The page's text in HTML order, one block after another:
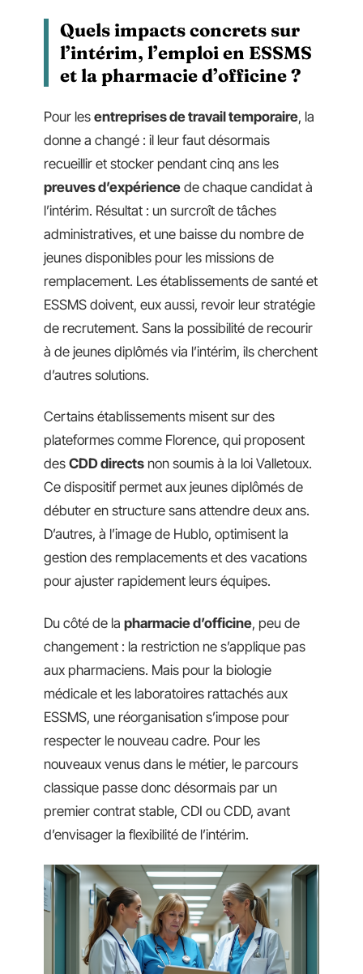
Quels impacts concrets sur
l’intérim, l’emploi en ESSMS
et la pharmacie d’officine ?
Pour les entreprises de travail temporaire, la
donne a changé : il leur faut désormais
recueillir et stocker pendant cinq ans les
preuves d’expérience de chaque candidat à
l’intérim. Résultat : un surcroît de tâches
administratives, et une baisse du nombre de
jeunes disponibles pour les missions de
remplacement. Les établissements de santé et
ESSMS doivent, eux aussi, revoir leur stratégie
de recrutement. Sans la possibilité de recourir
à de jeunes diplômés via l’intérim, ils cherchent
d’autres solutions.
Certains établissements misent sur des
plateformes comme Florence, qui proposent
des CDD directs non soumis à la loi Valletoux.
Ce dispositif permet aux jeunes diplômés de
débuter en structure sans attendre deux ans.
D’autres, à l’image de Hublo, optimisent la
gestion des remplacements et des vacations
pour ajuster rapidement leurs équipes.
Du côté de la pharmacie d’officine, peu de
changement : la restriction ne s’applique pas
aux pharmaciens. Mais pour la biologie
médicale et les laboratoires rattachés aux
ESSMS, une réorganisation s’impose pour
respecter le nouveau cadre. Pour les
nouveaux venus dans le métier, le parcours
classique passe donc désormais par un
premier contrat stable, CDI ou CDD, avant
d’envisager la flexibilité de l’intérim.